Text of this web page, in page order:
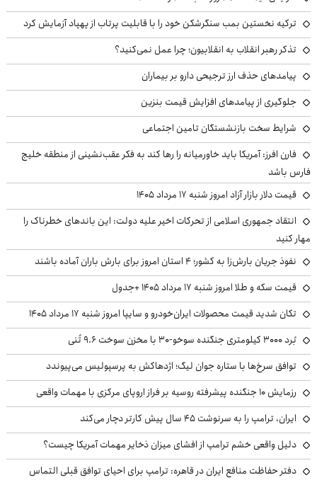
ترکیه نخستین بمب سنگرشکن خود را با قابلیت پرتاب از پهپاد آزمایش کرد
تذکر رهبر انقلاب به انقلابیون؛ چرا عمل نمی‌کنید؟
پیامدهای حذف ارز ترجیحی دارو بر بیماران
جلوگیری از پیامدهای افزایش قیمت بنزین
شرایط سخت بازنشستگان تامین اجتماعی
فارن افرز: آمریکا باید خاورمیانه را رها کند به فکر عقب‌نشینی از منطقه خلیج
فارس باشد
قیمت دلار بازار آزاد امروز شنبه ۱۷ مرداد ۱۴۰۵
انتقاد جمهوری اسلامی از تحرکات اخیر علیه دولت: این باندهای خطرناک را
مهار کنید
نفوذ جریان بارش‌زا به کشور؛ ۴ استان امروز برای بارش باران آماده باشند
قیمت سکه و طلا امروز شنبه ۱۷ مرداد ۱۴۰۵ +جدول
تکان شدید قیمت محصولات ایران‌خودرو و سایپا امروز شنبه ۱۷ مرداد ۱۴۰۵
بُرد ۳۰۰۰ کیلومتری جنگنده سوخو-۳۰ با مخزن سوخت ۹.۶ تُنی
توافق سرخ‌ها با ستاره جوان لیگ؛ اژدهاکش به پرسپولیس می‌پیوندد
رزمایش ۱۰ جنگنده پیشرفته روسیه بر فراز اروپای مرکزی با مهمات واقعی
ایران، ترامپ را به سرنوشت ۴۵ سال پیش کارتر دچار می‌کند
دلیل واقعی خشم ترامپ از افشای میزان ذخایر مهمات آمریکا چیست؟
دفتر حفاظت منافع ایران در قاهره: ترامپ برای احیای توافق قبلی التماس